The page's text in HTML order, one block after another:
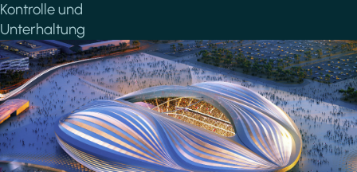
Kontrolle und
Unterhaltung